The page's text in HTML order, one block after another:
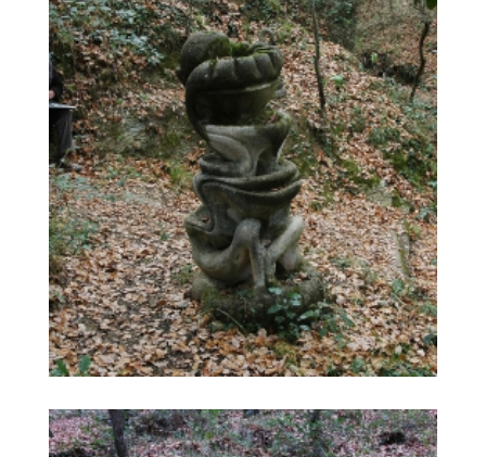
ENCERVELLAMENT ERECTE